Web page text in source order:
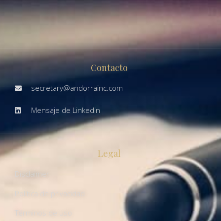
Contacto
secretary@andorrainc.com
Mensaje de Linkedin
Legal
Disclaimer